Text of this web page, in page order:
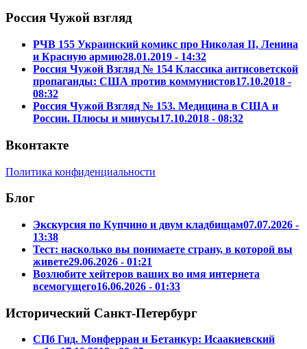
Россия Чужой взгляд
РЧВ 155 Украинский комикс про Николая II, Ленина
и Красную армию28.01.2019 - 14:32
Россия Чужой Взгляд № 154 Классика антисоветской
пропаганды: США против коммунистов17.10.2018 -
08:32
Россия Чужой Взгляд № 153. Медицина в США и
России. Плюсы и минусы17.10.2018 - 08:32
Вконтакте
Политика конфиденциальности
Блог
Экскурсия по Купчино и двум кладбищам07.07.2026 -
13:38
Тест: насколько вы понимаете страну, в которой вы
живете29.06.2026 - 01:21
Возлюбите хейтеров ваших во имя интернета
всемогущего16.06.2026 - 01:33
Исторический Санкт-Петербург
СПб Гид. Монферран и Бетанкур: Исаакиевский